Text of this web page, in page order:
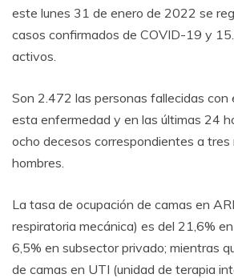
este lunes 31 de enero de 2022 se
casos confirmados de COVID-19 y
activos.
Son 2.472 las personas fallecidas con
esta enfermedad y en las últimas 24
ocho decesos correspondientes a tres
hombres.
La tasa de ocupación de camas en
respiratoria mecánica) es del 21,6%
6,5% en subsector privado; mientras
de camas en UTI (unidad de terapia